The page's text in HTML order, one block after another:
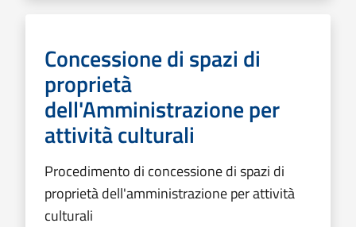
Concessione di spazi di
proprietà
dell'Amministrazione per
attività culturali
Procedimento di concessione di spazi di
proprietà dell'amministrazione per attività
culturali